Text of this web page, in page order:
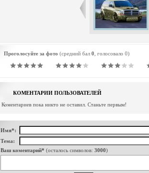
Проголосуйте за фото (средний бал 0 , голосовало 0)
КОМЕНТАРИИ ПОЛЬЗОВАТЕЛЕЙ
Коментариев пока никто не оставил. Станьте первым!
Имя*:
Тема:
Ваш коментарий* (осталось символов: 3000)